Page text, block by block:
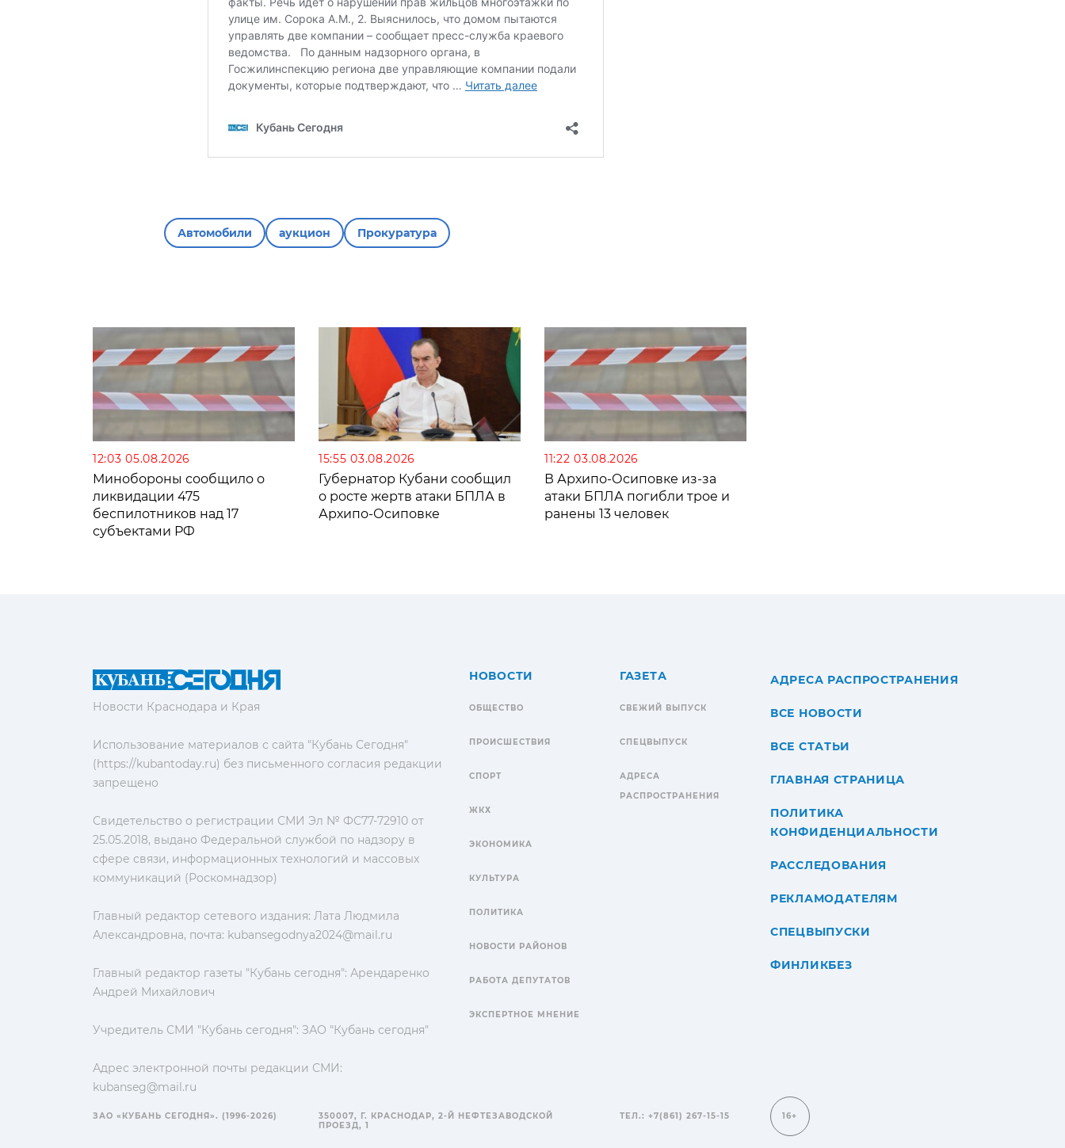
Автомобили аукцион Прокуратура
12:03 05.08.2026
Минобороны сообщило о
ликвидации 475
беспилотников над 17
субъектами РФ
15:55 03.08.2026
Губернатор Кубани сообщил
о росте жертв атаки БПЛА в
Архипо-Осиповке
11:22 03.08.2026
В Архипо-Осиповке из-за
атаки БПЛА погибли трое и
ранены 13 человек
Новости Краснодара и Края
Использование материалов с сайта "Кубань Сегодня"
(https://kubantoday.ru) без письменного согласия редакции
запрещено
Свидетельство о регистрации СМИ Эл № ФС77-72910 от
25.05.2018, выдано Федеральной службой по надзору в
сфере связи, информационных технологий и массовых
коммуникаций (Роскомнадзор)
Главный редактор сетевого издания: Лата Людмила
Александровна, почта: kubansegodnya2024@mail.ru
Главный редактор газеты "Кубань сегодня": Арендаренко
Андрей Михайлович
Учредитель СМИ "Кубань сегодня": ЗАО "Кубань сегодня"
Адрес электронной почты редакции СМИ:
kubanseg@mail.ru
НОВОСТИ
ОБЩЕСТВО
ПРОИСШЕСТВИЯ
СПОРТ
ЖКХ
ЭКОНОМИКА
КУЛЬТУРА
ПОЛИТИКА
НОВОСТИ РАЙОНОВ
РАБОТА ДЕПУТАТОВ
ЭКСПЕРТНОЕ МНЕНИЕ
ГАЗЕТА
СВЕЖИЙ ВЫПУСК
СПЕЦВЫПУСК
АДРЕСА
РАСПРОСТРАНЕНИЯ
АДРЕСА РАСПРОСТРАНЕНИЯ
ВСЕ НОВОСТИ
ВСЕ СТАТЬИ
ГЛАВНАЯ СТРАНИЦА
ПОЛИТИКА
КОНФИДЕНЦИАЛЬНОСТИ
РАССЛЕДОВАНИЯ
РЕКЛАМОДАТЕЛЯМ
СПЕЦВЫПУСКИ
ФИНЛИКБЕЗ
ЗАО «КУБАНЬ СЕГОДНЯ». (1996-2026)
350007, Г. КРАСНОДАР, 2-Й НЕФТЕЗАВОДСКОЙ
ПРОЕЗД, 1
ТЕЛ.: +7(861) 267-15-15 16+